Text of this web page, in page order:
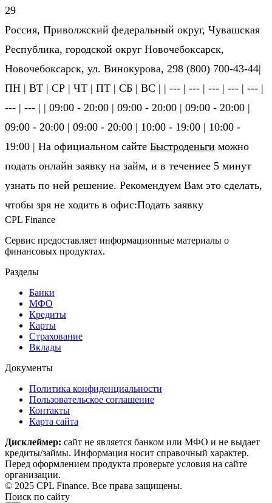
29
Россия, Приволжский федеральный округ, Чувашская
Республика, городской округ Новочебоксарск,
Новочебоксарск, ул. Винокурова, 298 (800) 700-43-44|
ПН | ВТ | СР | ЧТ | ПТ | СБ | ВС | | --- | --- | --- | --- | --- |
--- | --- | | 09:00 - 20:00 | 09:00 - 20:00 | 09:00 - 20:00 |
09:00 - 20:00 | 09:00 - 20:00 | 10:00 - 19:00 | 10:00 -
19:00 | На официальном сайте Быстроденьги можно
подать онлайн заявку на займ, и в течениее 5 минут
узнать по ней решение. Рекомендуем Вам это сделать,
чтобы зря не ходить в офис:Подать заявку
CPL Finance
Сервис предоставляет информационные материалы о
финансовых продуктах.
Разделы
Банки
МФО
Кредиты
Карты
Страхование
Вклады
Документы
Политика конфиденциальности
Пользовательское соглашение
Контакты
Карта сайта
Дисклеймер: сайт не является банком или МФО и не выдает
кредиты/займы. Информация носит справочный характер.
Перед оформлением продукта проверьте условия на сайте
организации.
© 2025 CPL Finance. Все права защищены.
Поиск по сайту